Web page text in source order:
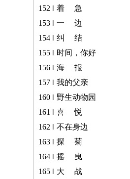
152 ‖ 着 急
153 ‖ 一 边
154 ‖ 纠 结
155 ‖ 时间，你好
156 ‖ 海 报
157 ‖ 我的父亲
160 ‖ 野生动物园
161 ‖ 喜 悦
162 ‖ 不在身边
163 ‖ 探 菊
164 ‖ 摇 曳
165 ‖ 大 战